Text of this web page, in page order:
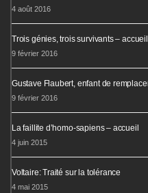
4 août 2016
Trois génies, trois survivants – accueil
9 février 2016
Gustave Flaubert, enfant de
9 février 2016
La faillite d’homo-sapiens – accueil
4 juin 2015
Voltaire: Traité sur la tolérance
4 mai 2015